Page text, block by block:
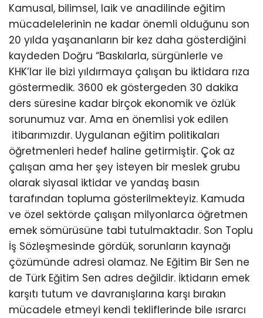
Kamusal, bilimsel, laik ve anadilinde eğitim
mücadelelerinin ne kadar önemli olduğunu son
20 yılda yaşananların bir kez daha gösterdiğini
kaydeden Doğru “Baskılarla, sürgünlerle ve
KHK’lar ile bizi yıldırmaya çalışan bu iktidara rıza
göstermedik. 3600 ek göstergeden 30 dakika
ders süresine kadar birçok ekonomik ve özlük
sorunumuz var. Ama en önemlisi yok edilen
itibarımızdır. Uygulanan eğitim politikaları
öğretmenleri hedef haline getirmiştir. Çok az
çalışan ama her şey isteyen bir meslek grubu
olarak siyasal iktidar ve yandaş basın
tarafından topluma gösterilmekteyiz. Kamuda
ve özel sektörde çalışan milyonlarca öğretmen
emek sömürüsüne tabi tutulmaktadır. Son Toplu
İş Sözleşmesinde gördük, sorunların kaynağı
çözümünde adresi olamaz. Ne Eğitim Bir Sen ne
de Türk Eğitim Sen adres değildir. İktidarın emek
karşıtı tutum ve davranışlarına karşı bırakın
mücadele etmeyi kendi tekliflerinde bile ısrarcı